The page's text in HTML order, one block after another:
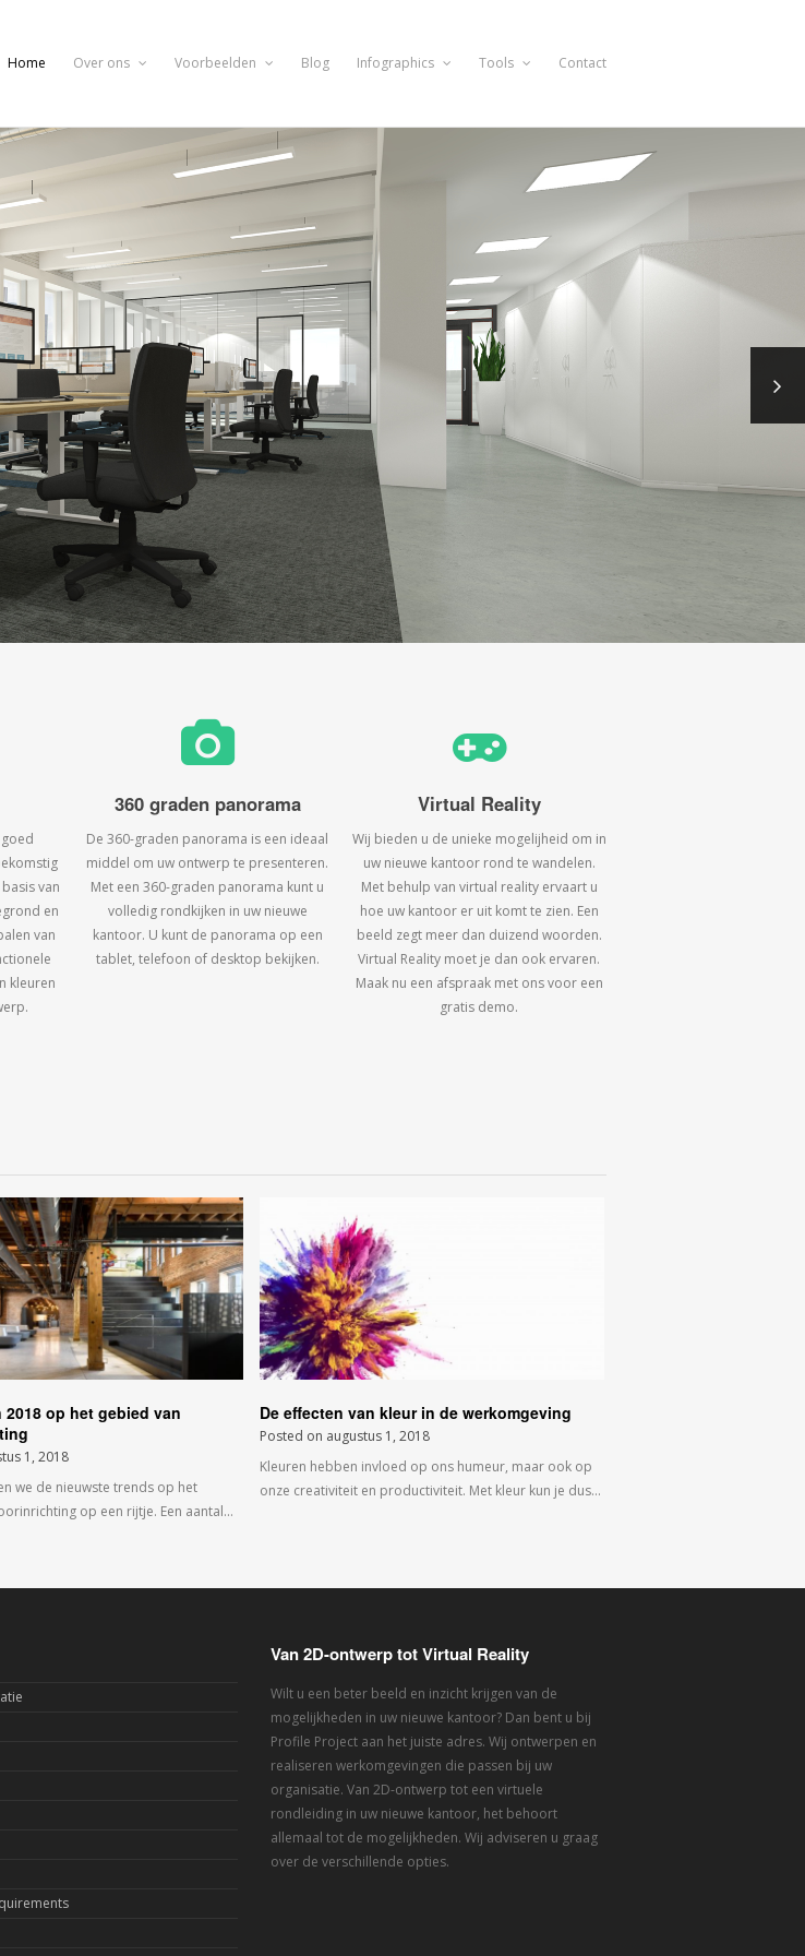
Home Over ons Voorbeelden Blog Infographics Tools Contact
van
en
van
kleuren
360 graden panorama
De 360-graden panorama is een ideaal
middel om uw ontwerp te presenteren.
Met een 360-graden panorama kunt u
volledig rondkijken in uw nieuwe
kantoor. U kunt de panorama op een
tablet, telefoon of desktop bekijken.
Virtual Reality
Wij bieden u de unieke mogelijheid om in
uw nieuwe kantoor rond te wandelen.
Met behulp van virtual reality ervaart u
hoe uw kantoor er uit komt te zien. Een
beeld zegt meer dan duizend woorden.
Virtual Reality moet je dan ook ervaren.
Maak nu een afspraak met ons voor een
gratis demo.
2018 op het gebied van
1, 2018
we de nieuwste trends op het
op een rijtje. Een aantal…
De effecten van kleur in de werkomgeving
Posted on augustus 1, 2018
Kleuren hebben invloed op ons humeur, maar ook op
onze creativiteit en productiviteit. Met kleur kun je dus…
Van 2D-ontwerp tot Virtual Reality
Wilt u een beter beeld en inzicht krijgen van de
mogelijkheden in uw nieuwe kantoor? Dan bent u bij
Profile Project aan het juiste adres. Wij ontwerpen en
realiseren werkomgevingen die passen bij uw
organisatie. Van 2D-ontwerp tot een virtuele
rondleiding in uw nieuwe kantoor, het behoort
allemaal tot de mogelijkheden. Wij adviseren u graag
over de verschillende opties.